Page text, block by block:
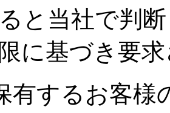
と当社で判
に基づき要
有するお客様